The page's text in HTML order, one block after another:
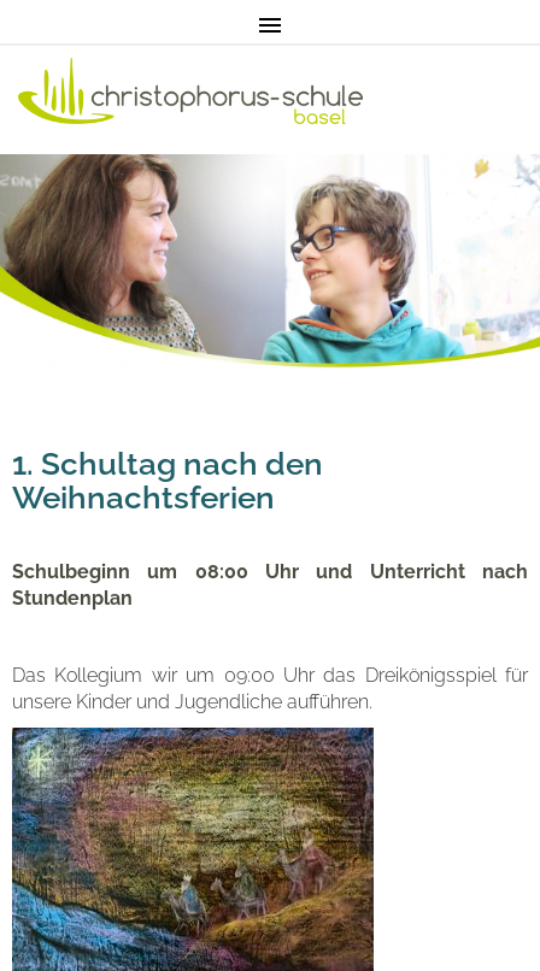
Aktuell
Pädagogik
Unterricht
Organisation
Kontakt
1. Schultag nach den
Weihnachtsferien
Schulbeginn um 08:00 Uhr und Unterricht nach
Stundenplan
Das Kollegium wir um 09:00 Uhr das Dreikönigsspiel für
unsere Kinder und Jugendliche aufführen.